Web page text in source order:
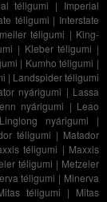
téligumi | Imperial
téligumi | Interstate
téligumi | King-
| Kleber téligumi |
| Kumho téligumi |
| Landspider téligumi
nyárigumi | Lassa
nyárigumi | Leao
Linglong nyárigumi |
téligumi | Matador
téligumi | Maxxis
téligumi | Metzeler
téligumi | Minerva
téligumi | Mitas